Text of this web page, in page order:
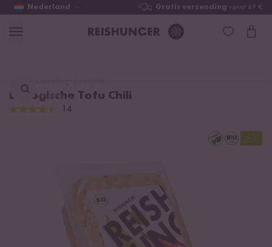
Nederland Gratis verzending vanaf 49 €
vinden ...
Biologische Tofu Chili
14